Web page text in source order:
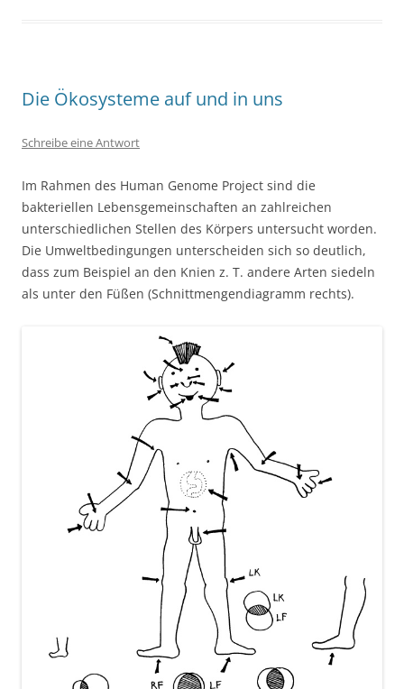
Die Ökosysteme auf und in uns
Schreibe eine Antwort
Im Rahmen des Human Genome Project sind die
bakteriellen Lebensgemeinschaften an zahlreichen
unterschiedlichen Stellen des Körpers untersucht worden.
Die Umweltbedingungen unterscheiden sich so deutlich,
dass zum Beispiel an den Knien z. T. andere Arten siedeln
als unter den Füßen (Schnittmengendiagramm rechts).